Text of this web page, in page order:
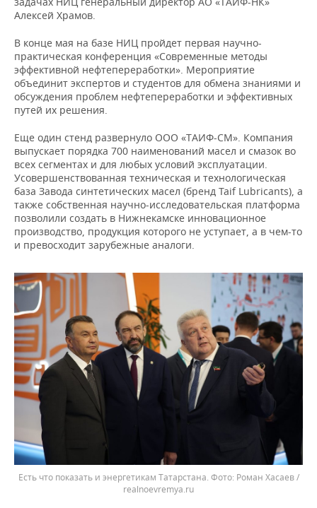
Алексей Храмов.
В конце мая на базе НИЦ пройдет первая научно-
практическая конференция «Современные методы
эффективной нефтепереработки». Мероприятие
объединит экспертов и студентов для обмена знаниями и
обсуждения проблем нефтепереработки и эффективных
путей их решения.
Еще один стенд развернуло ООО «ТАИФ-СМ». Компания
выпускает порядка 700 наименований масел и смазок во
всех сегментах и для любых условий эксплуатации.
Усовершенствованная техническая и технологическая
база Завода синтетических масел (бренд Taif Lubricants), а
также собственная научно-исследовательская платформа
позволили создать в Нижнекамске инновационное
производство, продукция которого не уступает, а в чем-то
и превосходит зарубежные аналоги.
Есть что показать и энергетикам Татарстана.
Роман Хасаев /
realnoevremya.ru